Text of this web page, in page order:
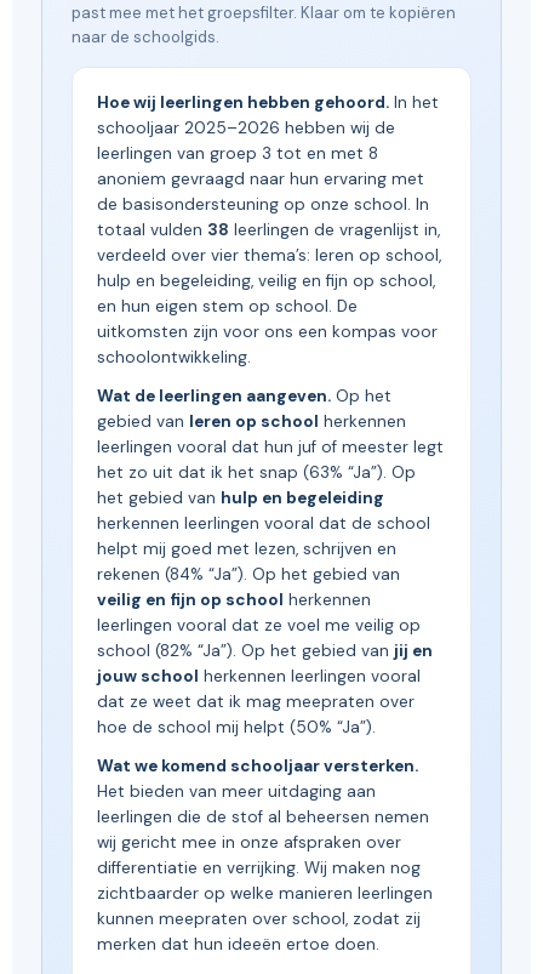
past mee met het groepsfilter. Klaar om te kopiëren
naar de schoolgids.
Hoe wij leerlingen hebben gehoord. In het
schooljaar 2025–2026 hebben wij de
leerlingen van groep 3 tot en met 8
anoniem gevraagd naar hun ervaring met
de basisondersteuning op onze school. In
totaal vulden 38 leerlingen de vragenlijst in,
verdeeld over vier thema’s: leren op school,
hulp en begeleiding, veilig en fijn op school,
en hun eigen stem op school. De
uitkomsten zijn voor ons een kompas voor
schoolontwikkeling.
Wat de leerlingen aangeven. Op het
gebied van leren op school herkennen
leerlingen vooral dat hun juf of meester legt
het zo uit dat ik het snap (63% “Ja”). Op
het gebied van hulp en begeleiding
herkennen leerlingen vooral dat de school
helpt mij goed met lezen, schrijven en
rekenen (84% “Ja”). Op het gebied van
veilig en fijn op school herkennen
leerlingen vooral dat ze voel me veilig op
school (82% “Ja”). Op het gebied van jij en
jouw school herkennen leerlingen vooral
dat ze weet dat ik mag meepraten over
hoe de school mij helpt (50% “Ja”).
Wat we komend schooljaar versterken.
Het bieden van meer uitdaging aan
leerlingen die de stof al beheersen nemen
wij gericht mee in onze afspraken over
differentiatie en verrijking. Wij maken nog
zichtbaarder op welke manieren leerlingen
kunnen meepraten over school, zodat zij
merken dat hun ideeën ertoe doen.